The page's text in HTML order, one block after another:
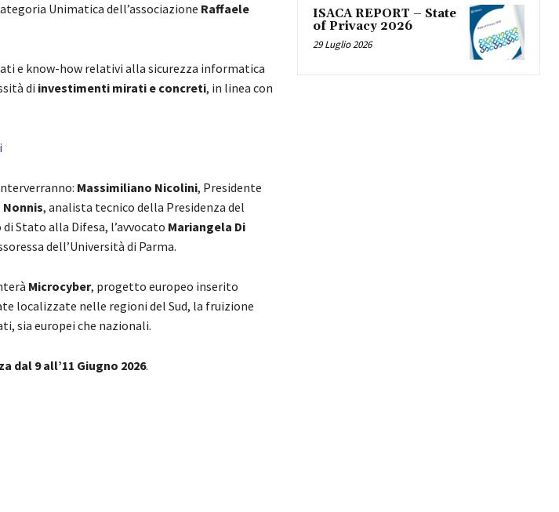
Unimatica dell’associazione Raffaele
e know-how relativi alla sicurezza informatica
di investimenti mirati e concreti, in linea con
Massimiliano Nicolini, Presidente
, analista tecnico della Presidenza del
Stato alla Difesa, l’avvocato Mariangela Di
dell’Università di Parma.
Microcyber, progetto europeo inserito
localizzate nelle regioni del Sud, la fruizione
sia europei che nazionali.
dal 9 all’11 Giugno 2026.
ISACA REPORT – State
of Privacy 2026
29 Luglio 2026